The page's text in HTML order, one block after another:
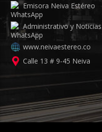
Emisora Neiva Estéreo
Administrativo y Noticias
www.neivaestereo.co
Calle 13 # 9-45 Neiva